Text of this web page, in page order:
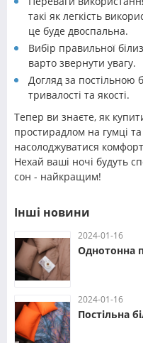
такі як легкість
це буде двоспальна.
Вибір правильної
варто звернути увагу.
Догляд за постільною
тривалості та якості.
Тепер ви знаєте, як
простирадлом на гумці
насолоджуватися
Нехай ваші ночі будуть
сон - найкращим!
Інші новини
2024-01-16
Однотонна
2024-01-16
Постільна